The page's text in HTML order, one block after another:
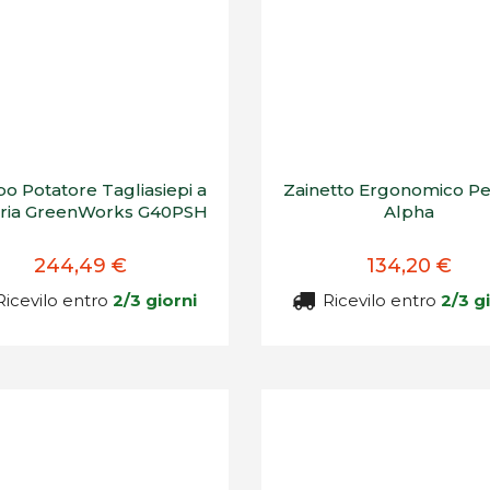
Potatore Tagliasiepi a
GreenWorks G40PSH
244,49 €
entro2/3 giorni
Zainetto Ergonomico
Alpha
134,20 €
Ricevilo entro2/3